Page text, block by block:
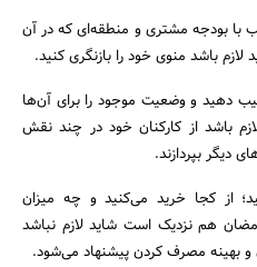
با بودجه مشتری و منطقه‌ای که در آن
باشد منوی خود را بازنگری کنید.
دهید و وضعیت موجود را برای آن‌ها
باشد از کارکنان خود در چند نقش
دیگر بپردازند.
از کجا خرید می‌کنید و چه میزان
هم نزدیک است شاید لازم نباشد
و بهینه مصرف کردن پیشنهاد می‌شود.